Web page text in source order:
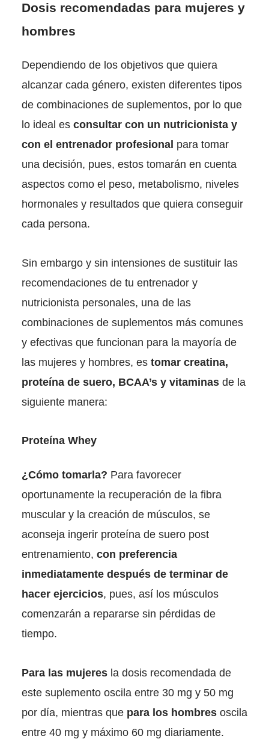
Dosis recomendadas para mujeres y
hombres
Dependiendo de los objetivos que quiera
alcanzar cada género, existen diferentes tipos
de combinaciones de suplementos, por lo que
lo ideal es consultar con un nutricionista y
con el entrenador profesional para tomar
una decisión, pues, estos tomarán en cuenta
aspectos como el peso, metabolismo, niveles
hormonales y resultados que quiera conseguir
cada persona.
Sin embargo y sin intensiones de sustituir las
recomendaciones de tu entrenador y
nutricionista personales, una de las
combinaciones de suplementos más comunes
y efectivas que funcionan para la mayoría de
las mujeres y hombres, es tomar creatina,
proteína de suero, BCAA’s y vitaminas de la
siguiente manera:
Proteína Whey
¿Cómo tomarla? Para favorecer
oportunamente la recuperación de la fibra
muscular y la creación de músculos, se
aconseja ingerir proteína de suero post
entrenamiento, con preferencia
inmediatamente después de terminar de
hacer ejercicios, pues, así los músculos
comenzarán a repararse sin pérdidas de
tiempo.
Para las mujeres la dosis recomendada de
este suplemento oscila entre 30 mg y 50 mg
por día, mientras que para los hombres oscila
entre 40 mg y máximo 60 mg diariamente.